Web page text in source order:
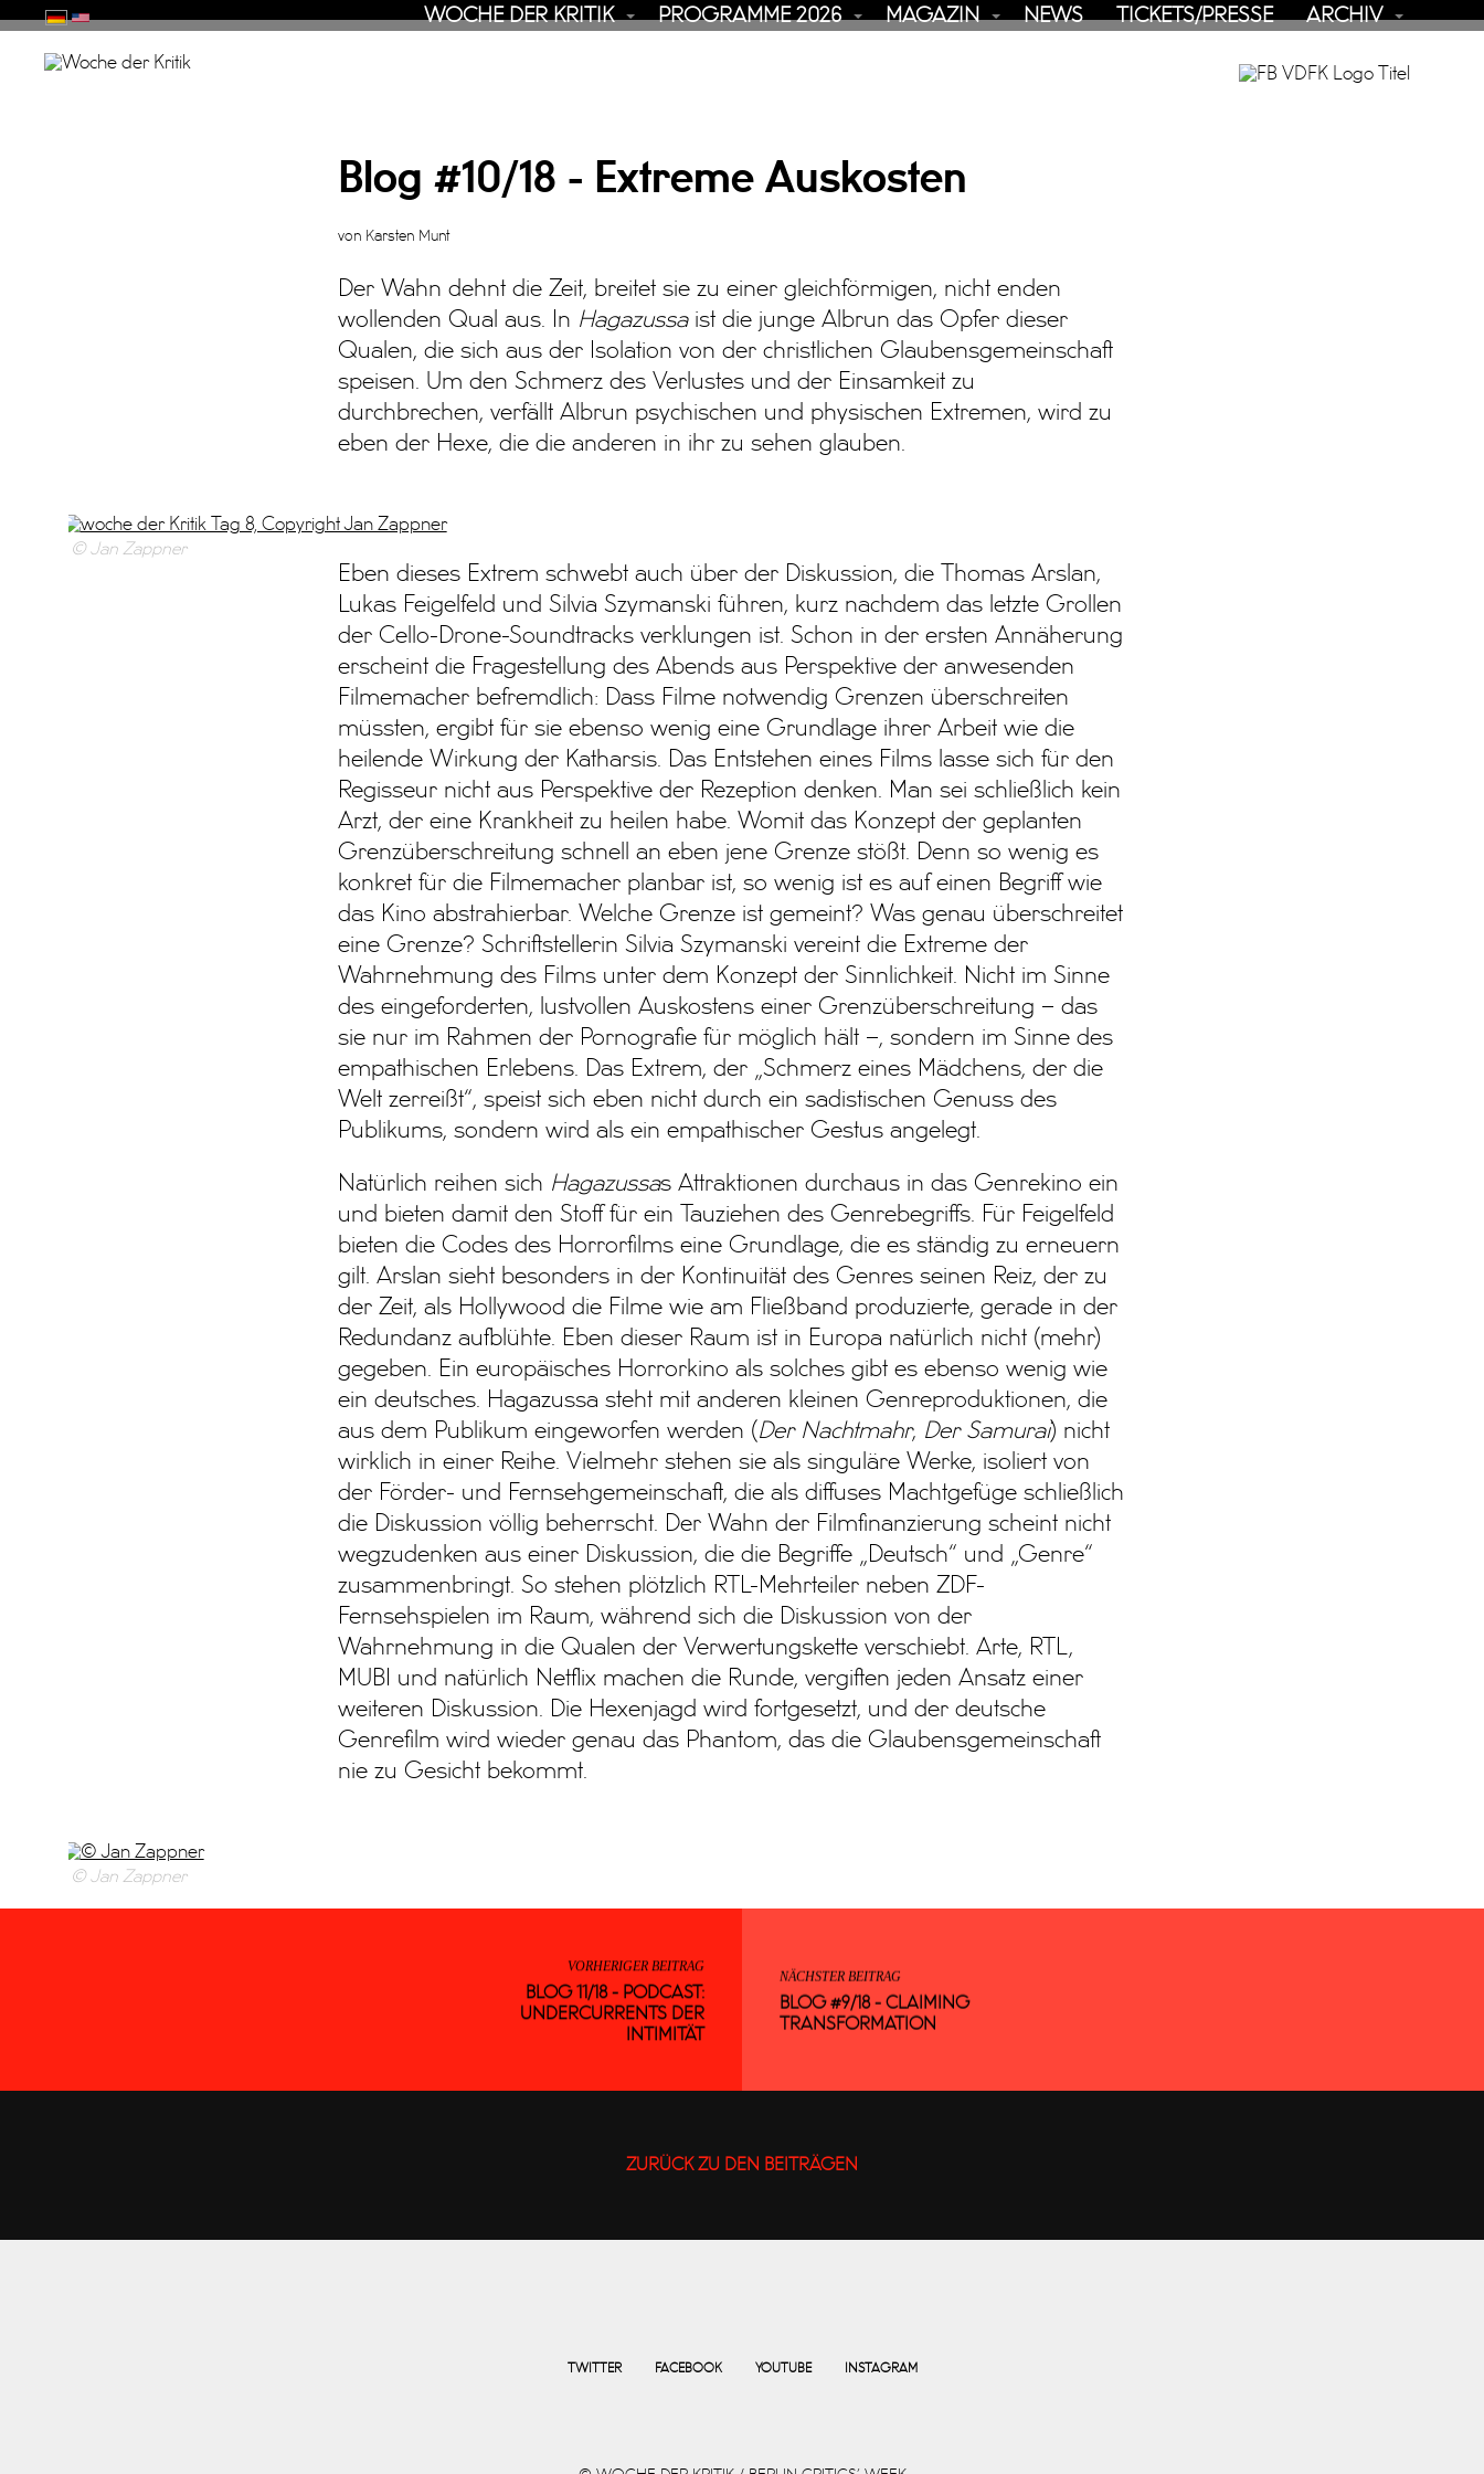
WOCHE DER KRITIK PROGRAMME 2026 MAGAZIN NEWS TICKETS/PRESSE ARCHIV
SUCHE
Blog #10/18 - Extreme Auskosten
Blog #10/18 - Extreme Auskosten
von Karsten Munt
Der Wahn dehnt die Zeit, breitet sie zu einer gleichförmigen, nicht enden
wollenden Qual aus. In Hagazussaist die junge Albrun das Opfer dieser
Qualen, die sich aus der Isolation von der christlichen Glaubensgemeinschaft
speisen. Um den Schmerz des Verlustes und der Einsamkeit zu
durchbrechen, verfällt Albrun psychischen und physischen Extremen, wird zu
eben der Hexe, die die anderen in ihr zu sehen glauben.
© Jan Zappner
Eben dieses Extrem schwebt auch über der Diskussion, die Thomas Arslan,
Lukas Feigelfeld und Silvia Szymanski führen, kurz nachdem das letzte Grollen
der Cello-Drone-Soundtracks verklungen ist. Schon in der ersten Annäherung
erscheint die Fragestellung des Abends aus Perspektive der anwesenden
Filmemacher befremdlich: Dass Filme notwendig Grenzen überschreiten
müssten, ergibt für sie ebenso wenig eine Grundlage ihrer Arbeit wie die
heilende Wirkung der Katharsis. Das Entstehen eines Films lasse sich für den
Regisseur nicht aus Perspektive der Rezeption denken. Man sei schließlich kein
Arzt, der eine Krankheit zu heilen habe. Womit das Konzept der geplanten
Grenzüberschreitung schnell an eben jene Grenze stößt. Denn so wenig es
konkret für die Filmemacher planbar ist, so wenig ist es auf einen Begriff wie
das Kino abstrahierbar. Welche Grenze ist gemeint? Was genau überschreitet
eine Grenze? Schriftstellerin Silvia Szymanski vereint die Extreme der
Wahrnehmung des Films unter dem Konzept der Sinnlichkeit. Nicht im Sinne
des eingeforderten, lustvollen Auskostens einer Grenzüberschreitung – das
sie nur im Rahmen der Pornografie für möglich hält –, sondern im Sinne des
empathischen Erlebens. Das Extrem, der „Schmerz eines Mädchens, der die
Welt zerreißt“, speist sich eben nicht durch ein sadistischen Genuss des
Publikums, sondern wird als ein empathischer Gestus angelegt.
Natürlich reihen sich Hagazussas Attraktionen durchaus in das Genrekino ein
und bieten damit den Stoff für ein Tauziehen des Genrebegriffs. Für Feigelfeld
bieten die Codes des Horrorfilms eine Grundlage, die es ständig zu erneuern
gilt. Arslan sieht besonders in der Kontinuität des Genres seinen Reiz, der zu
der Zeit, als Hollywood die Filme wie am Fließband produzierte, gerade in der
Redundanz aufblühte. Eben dieser Raum ist in Europa natürlich nicht (mehr)
gegeben. Ein europäisches Horrorkino als solches gibt es ebenso wenig wie
ein deutsches. Hagazussa steht mit anderen kleinen Genreproduktionen, die
aus dem Publikum eingeworfen werden ( Der Nachtmahr, Der Samurai) nicht
wirklich in einer Reihe. Vielmehr stehen sie als singuläre Werke, isoliert von
der Förder- und Fernsehgemeinschaft, die als diffuses Machtgefüge schließlich
die Diskussion völlig beherrscht. Der Wahn der Filmfinanzierung scheint nicht
wegzudenken aus einer Diskussion, die die Begriffe „Deutsch“ und „Genre“
zusammenbringt. So stehen plötzlich RTL-Mehrteiler neben ZDF-
Fernsehspielen im Raum, während sich die Diskussion von der
Wahrnehmung in die Qualen der Verwertungskette verschiebt. Arte, RTL,
MUBI und natürlich Netflix machen die Runde, vergiften jeden Ansatz einer
weiteren Diskussion. Die Hexenjagd wird fortgesetzt, und der deutsche
Genrefilm wird wieder genau das Phantom, das die Glaubensgemeinschaft
nie zu Gesicht bekommt.
© Jan Zappner
VORHERIGER BEITRAG
BLOG 11/18 - PODCAST:
UNDERCURRENTS DER
INTIMITÄT
NÄCHSTER BEITRAG
BLOG #9/18 - CLAIMING
TRANSFORMATION
ZURÜCK ZU DEN BEITRÄGEN
TWITTER FACEBOOK YOUTUBE INSTAGRAM